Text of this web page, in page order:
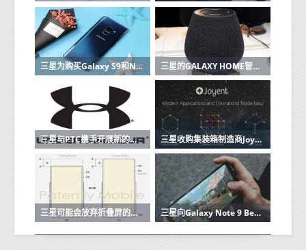
三星为购买Galaxy S9和Note 9的用户提供高达200欧元的报销 三星的GALAXY HOME智能音箱在UNPACKED 2019上没有亮相
三星与PTC携手开展新的物联网计划 三星收购集装箱制造商Joyent将建立自己的云
三星可能会放弃折叠屏的移动体验 三星向Galaxy Note 9 Beta测试仪推出稳定的Android 10更新